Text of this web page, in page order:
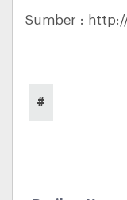
Sumber :
#